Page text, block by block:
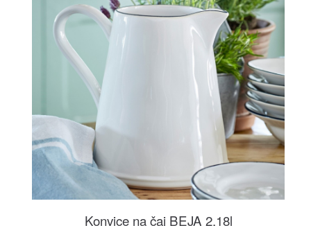
Konvice na čaj BEJA 2,18l